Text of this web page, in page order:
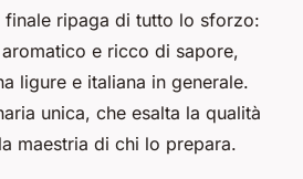
finale ripaga di tutto lo sforzo:
e ricco di sapore,
ligure e italiana in generale.
unica, che esalta la qualità
maestria di chi lo prepara.